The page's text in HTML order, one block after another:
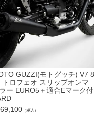
GUZZI(モトグッチ) V7 8
トロフェオ スリップオンマ
ー EURO5＋適合Eマーク付
（税込）